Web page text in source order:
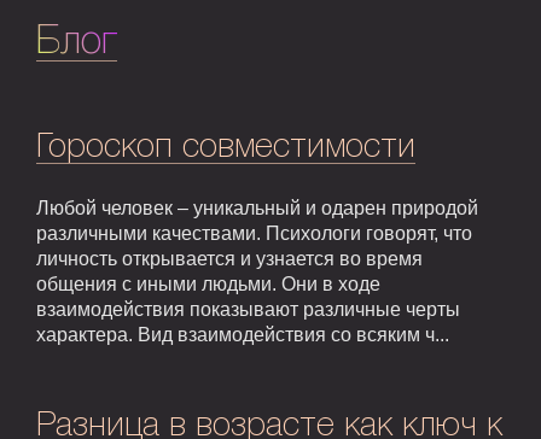
Блог
Гороскоп совместимости
Любой человек – уникальный и одарен природой
различными качествами. Психологи говорят, что
личность открывается и узнается во время
общения с иными людьми. Они в ходе
взаимодействия показывают различные черты
характера. Вид взаимодействия со всяким ч...
Разница в возрасте как ключ к